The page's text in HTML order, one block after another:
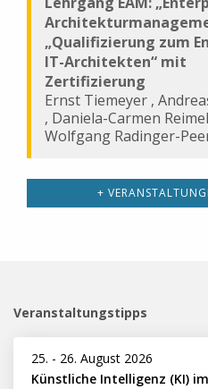
„Qualifizierung zum
IT-Architekten“ mit
Zertifizierung
Ernst Tiemeyer ,
, Daniela-Carmen
Wolfgang Radinger-
+
Veranstaltungstipps
25. - 26. August 2026